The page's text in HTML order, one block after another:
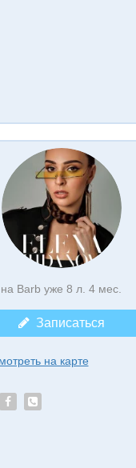
на Barb уже 8 л. 4 мес.
Записаться
на карте